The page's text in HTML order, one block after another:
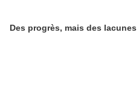
Des progrès, mais des lacunes